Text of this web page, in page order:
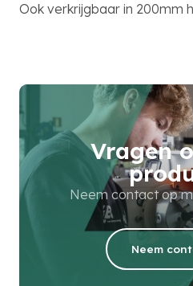
Ook verkrijgbaar in 200mm
Vragen
Neem contact op
Neem